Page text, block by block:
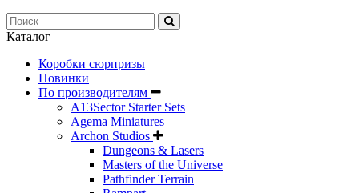
Каталог
Коробки сюрпризы
Новинки
По производителям
A13Sector Starter Sets
Agema Miniatures
Archon Studios
Dungeons & Lasers
Masters of the Universe
Pathfinder Terrain